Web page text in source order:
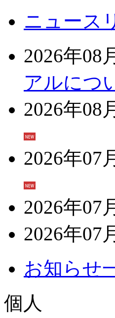
ニュース
2026年08
アルにつ
2026年08
2026年07
2026年07
2026年07
お知らせ
個人